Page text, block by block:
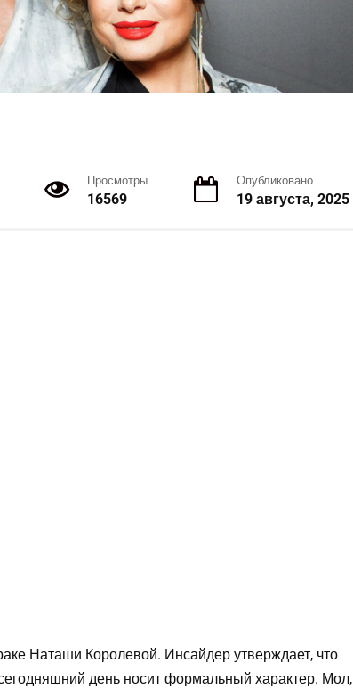
Просмотры
16569
Опубликовано
19 августа, 2025
Наташи Королевой. Инсайдер утверждает, что
день носит формальный характер. Мол,